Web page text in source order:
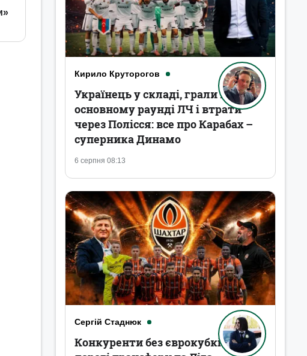
Кирило Круторогов
6 серпня 08:13
Українець у складі, грали в
основному раунді ЛЧ і втрати
через Полісся: все про Карабах –
суперника Динамо
Сергій Стаднюк
Конкуренти без єврокубків,